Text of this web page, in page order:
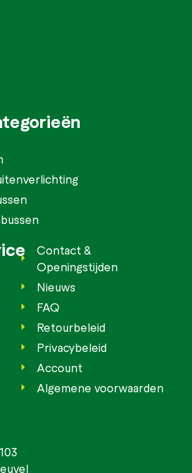
Contact &
Openingstijden
Nieuws
FAQ
Retourbeleid
Privacybeleid
Account
Algemene voorwaarden